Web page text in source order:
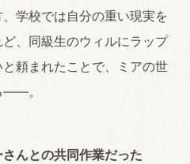
学校では自分の重い現実を
、同級生のウィルにラップ
頼まれたことで、ミアの世
――。
んとの共同作業だった